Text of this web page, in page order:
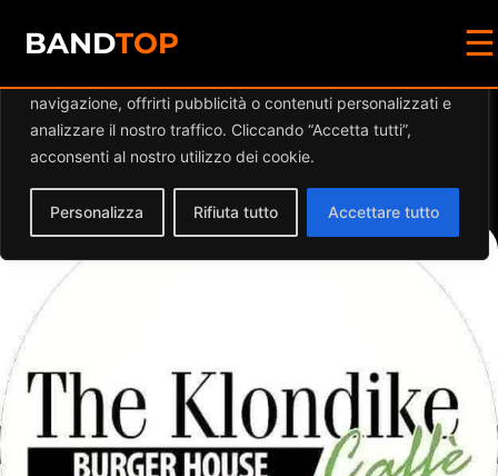
Diamo valore alla tua privacy
navigazione, offrirti pubblicità o contenuti personalizzati e
analizzare il nostro traffico. Cliccando “Accetta tutti”,
acconsenti al nostro utilizzo dei cookie.
Personalizza Rifiuta tutto Accettare tutto
BANDTOP ☰
Events by this
organizer